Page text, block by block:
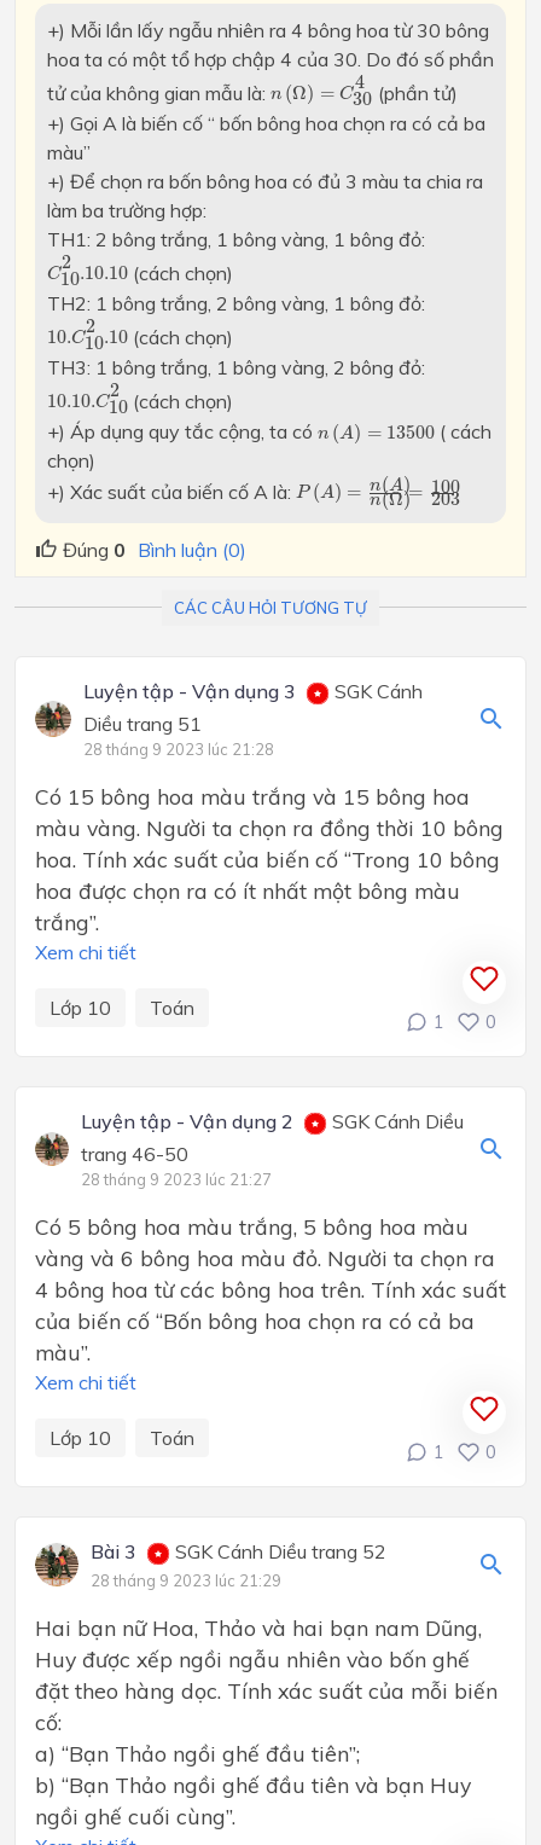
+) Mỗi lần lấy ngẫu nhiên ra 4 bông hoa từ 30 bông
hoa ta có một tổ hợp chập 4 của 30. Do đó số phần
tử của không gian mẫu là: n (Ω) = C
4
30
n (Ω)=C 304
(phần tử)
+) Gọi A là biến cố “ bốn bông hoa chọn ra có cả ba
màu”
+) Để chọn ra bốn bông hoa có đủ 3 màu ta chia ra
làm ba trường hợp:
TH1: 2 bông trắng, 1 bông vàng, 1 bông đỏ:
C
2
10.10.10
C 102 .10 .10
(cách chọn)
TH2: 1 bông trắng, 2 bông vàng, 1 bông đỏ:
10.C
2
10.10
10.C10 2 .10
(cách chọn)
TH3: 1 bông trắng, 1 bông vàng, 2 bông đỏ:
10.10.C
2
10
10.10.C10 2
(cách chọn)
+) Áp dụng quy tắc cộng, ta có n ( A ) = 13500
A)= 13500 ( cách
chọn)
+) Xác suất của biến cố A là: P (A) = n( A)
n(Ω)= 100
203
)n (Ω =100
Đúng 0 Bình luận (0)
CÁC CÂU HỎI TƯƠNG TỰ
Luyện tập - Vận dụng 3
SGK Cánh
Diều trang 51
28 tháng 9 2023 lúc 21:28
Có 15 bông hoa màu trắng và 15 bông hoa
màu vàng. Người ta chọn ra đồng thời 10 bông
hoa. Tính xác suất của biến cố “Trong 10 bông
hoa được chọn ra có ít nhất một bông màu
trắng”.
Xem chi tiết
Lớp 10 Toán
1 0
Luyện tập - Vận dụng 2
SGK Cánh Diều
trang 46-50
28 tháng 9 2023 lúc 21:27
Có 5 bông hoa màu trắng, 5 bông hoa màu
vàng và 6 bông hoa màu đỏ. Người ta chọn ra
4 bông hoa từ các bông hoa trên. Tính xác suất
của biến cố “Bốn bông hoa chọn ra có cả ba
màu”.
Xem chi tiết
Lớp 10 Toán
1 0
Bài 3 SGK Cánh Diều trang 52
28 tháng 9 2023 lúc 21:29
Hai bạn nữ Hoa, Thảo và hai bạn nam Dũng,
Huy được xếp ngồi ngẫu nhiên vào bốn ghế
đặt theo hàng dọc. Tính xác suất của mỗi biến
cố:
a) “Bạn Thảo ngồi ghế đầu tiên”;
b) “Bạn Thảo ngồi ghế đầu tiên và bạn Huy
ngồi ghế cuối cùng”.